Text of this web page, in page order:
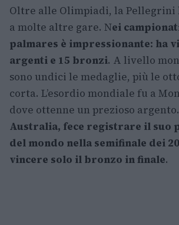
Oltre alle Olimpiadi, la Pellegrini
a molte altre gare. Nei
palmares è impressionante: ha
argenti e 15 bronzi. A livello
sono undici le medaglie, più le
corta. L’esordio mondiale fu a
dove ottenne un prezioso argento.
Australia, fece registrare il suo
del mondo nella semifinale dei
vincere solo il bronzo in finale.